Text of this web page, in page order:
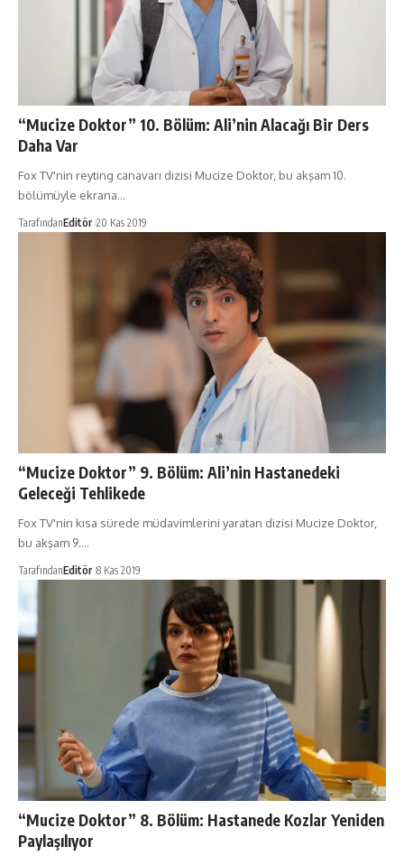
“Mucize Doktor” 10. Bölüm: Ali’nin Alacağı Bir Ders
Daha Var
Fox TV'nin reyting canavarı dizisi Mucize Doktor, bu akşam 10.
bölümüyle ekrana…
TarafındanEditör 20 Kas 2019
“Mucize Doktor” 9. Bölüm: Ali’nin Hastanedeki
Geleceği Tehlikede
Fox TV'nin kısa sürede müdavimlerini yaratan dizisi Mucize Doktor,
bu akşam 9.…
TarafındanEditör 8 Kas 2019
“Mucize Doktor” 8. Bölüm: Hastanede Kozlar Yeniden
Paylaşılıyor